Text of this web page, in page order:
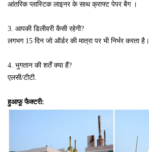
आंतरिक प्लास्टिक लाइनर के साथ क्राफ्ट पेपर बैग ।
3. आपकी डिलीवरी कैसी रहेगी?
लगभग 15 दिन जो ऑर्डर की मात्रा पर भी निर्भर करता है।
4. भुगतान की शर्तें क्या हैं?
एलसी/टीटी.
हुआफू फैक्टरी: